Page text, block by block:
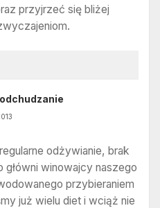
przyjrzeć się bliżej
odżywianie, brak
główni winowajcy naszego
przybieraniem
już wielu diet i wciąż nie